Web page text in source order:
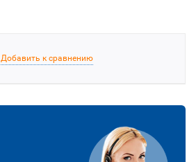
Добавить к сравнению